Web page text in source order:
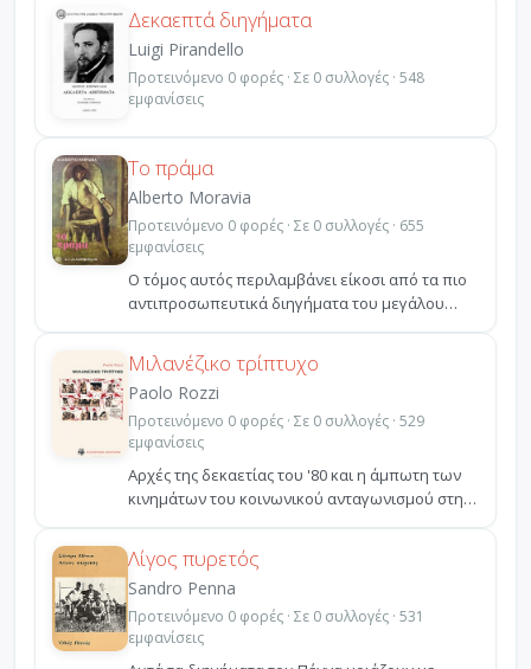
Δεκαεπτά διηγήματα
Luigi Pirandello
Προτεινόμενο 0 φορές · Σε 0 συλλογές · 548
εμφανίσεις
Το πράμα
Alberto Moravia
Προτεινόμενο 0 φορές · Σε 0 συλλογές · 655
εμφανίσεις
Ο τόμος αυτός περιλαμβάνει είκοσι από τα πιο
αντιπροσωπευτικά διηγήματα του μεγάλου
Ιταλού συγγραφέα...
Μιλανέζικο τρίπτυχο
Paolo Rozzi
Προτεινόμενο 0 φορές · Σε 0 συλλογές · 529
εμφανίσεις
Αρχές της δεκαετίας του '80 και η άμπωτη των
κινημάτων του κοινωνικού ανταγωνισμού στην
Ιταλία έχει ...
Λίγος πυρετός
Sandro Penna
Προτεινόμενο 0 φορές · Σε 0 συλλογές · 531
εμφανίσεις